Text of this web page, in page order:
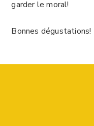
garder le moral!
Bonnes dégustations!